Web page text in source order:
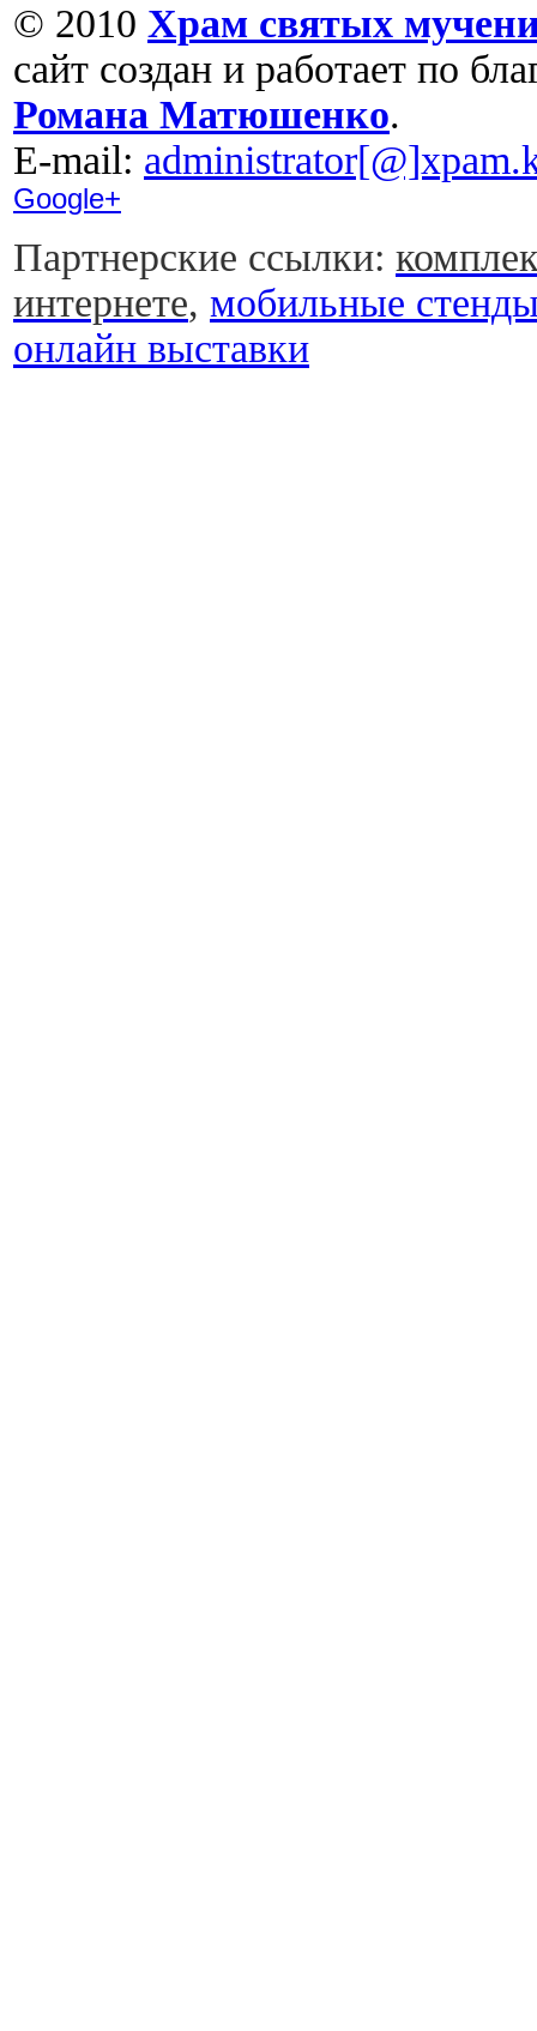
© 2010 Храм святых
сайт создан и работает по
Романа Матюшенко.
Е-mail:
Google+
Партнерские ссылки:
интернете, мобильные
онлайн выставки